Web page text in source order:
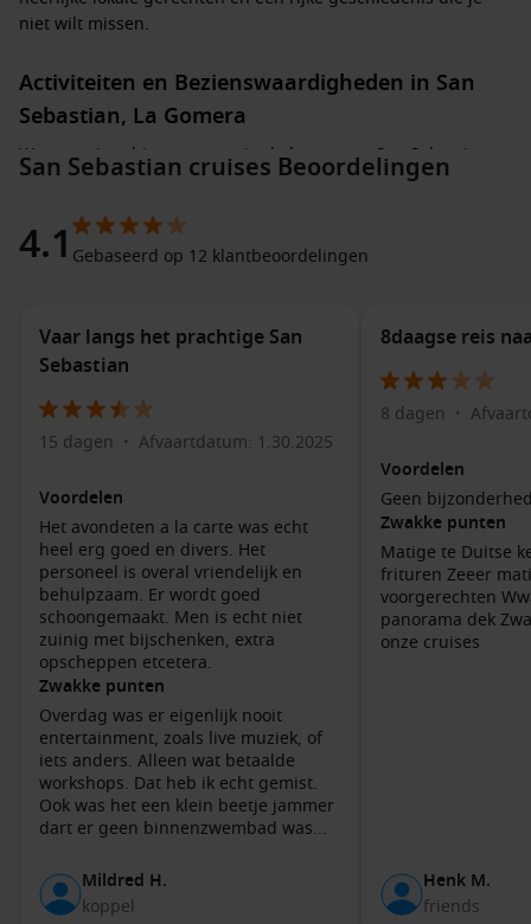
niet wilt missen.
Activiteiten en Bezienswaardigheden in San
Sebastian, La Gomera
Wanneer je schip aanmeert in de haven van San Sebastian,
zijn hier enkele activiteiten en bezienswaardigheden die je
Verken het Garajonay National Park:Dit park biedt een
omgeving leiden. Vergeet niet om je camera mee te
nemen, want de uitzichten zijn adembenemend!
Bezoek het historische centrum:
Wandel door de
schilderachtige straatjes van San Sebastian, waar je lokale
ambachtelijke winkels en gezellige cafés vindt. Geniet van
een kop koffie en lokale lekkernijen zoals bienmesabe (een
traditionele amandeldessert).
Geniet van de stranden: Ontspan op Playa de San
Sebastian met zijn rustige wateren, perfect voor zwemmen
en zonnebaden. Het strand is ook een geweldige plek voor
watersporten zoals kajakken.
Proef de lokale keuken:
De stad staat bekend om zijn
heerlijke zeevruchten en regionale specialiteiten. Bezoek
de plaatselijke restaurants voor een smakelijke maaltijd
van verse producten uit de Atlantische Oceaan.
Ontdek de lokale cultuur:Bezoek het Casa de
historisch gebouw dat gewijd is aan de beroemde
ontdekkingsreiziger Columbus, die hier stopte tijdens zijn
en zijn bewoners.
San Sebastian cruises Beoordelingen
4.1 Gebaseerd op 12 klantbeoordelingen
Vaar langs het prachtige San
Sebastian
15 dagen • Afvaartdatum: 1.30.2025
Voordelen
Het avondeten a la carte was echt
heel erg goed en divers. Het
personeel is overal vriendelijk en
behulpzaam. Er wordt goed
schoongemaakt. Men is echt niet
zuinig met bijschenken, extra
opscheppen etcetera.
Zwakke punten
Overdag was er eigenlijk nooit
entertainment, zoals live muziek, of
iets anders. Alleen wat betaalde
workshops. Dat heb ik echt gemist.
Ook was het een klein beetje jammer
dart er geen binnenzwembad was...
Mildred H.
koppel
8daagse reis
8 dagen •
Voordelen
Geen
Zwakke punten
Matige te Duitse
frituren Zeeer matige
voorgerechten
panorama dek Zwakste keuken van al
onze cruises
Henk M.
friends